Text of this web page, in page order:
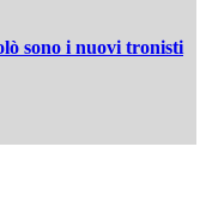
sono i nuovi tronisti